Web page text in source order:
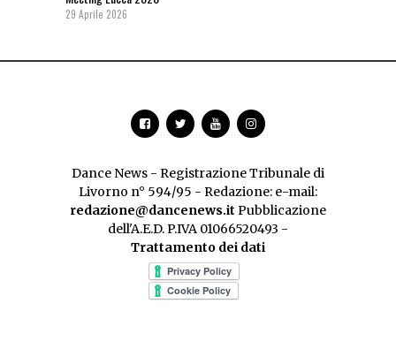
29 Aprile 2026
Dance News - Registrazione Tribunale di
Livorno n° 594/95 - Redazione: e-mail:
redazione@dancenews.it Pubblicazione
dell'A.E.D. P.IVA 01066520493 -
Trattamento dei dati